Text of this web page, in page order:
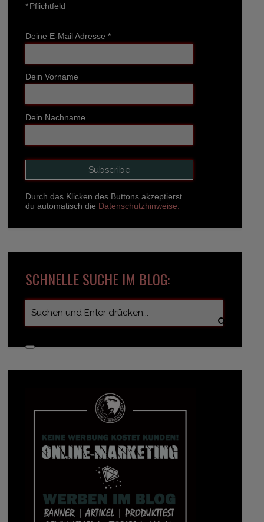
*Pflichtfeld
Deine E-Mail Adresse *
Dein Vorname
Dein Nachname
Durch das Klicken des Buttons akzeptierst
du automatisch die Datenschutzhinweise.
SCHNELLE SUCHE IM BLOG: